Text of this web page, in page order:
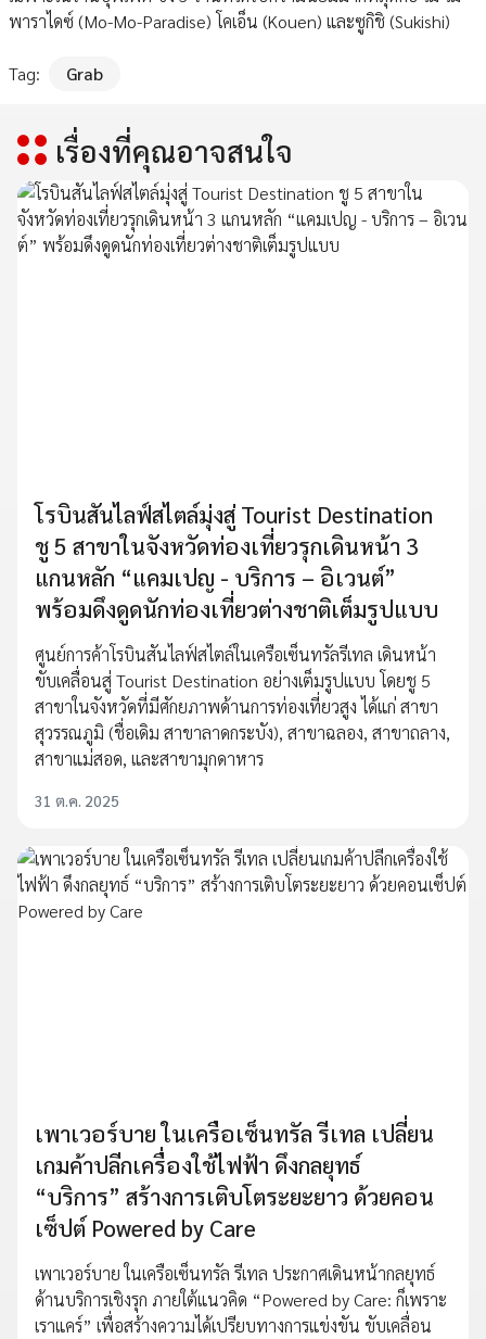
พาราไดซ์ (Mo-Mo-Paradise) โคเอ็น (Kouen) และซูกิชิ (Sukishi)
Tag: Grab
เรื่องที่คุณอาจสนใจ
โรบินสันไลฟ์สไตล์มุ่งสู่ Tourist Destination
ชู 5 สาขาในจังหวัดท่องเที่ยวรุกเดินหน้า 3
แกนหลัก “แคมเปญ - บริการ – อิเวนต์”
พร้อมดึงดูดนักท่องเที่ยวต่างชาติเต็มรูปแบบ
ศูนย์การค้าโรบินสันไลฟ์สไตล์ในเครือเซ็นทรัลรีเทล เดินหน้า
ขับเคลื่อนสู่ Tourist Destination อย่างเต็มรูปแบบ โดยชู 5
สาขาในจังหวัดที่มีศักยภาพด้านการท่องเที่ยวสูง ได้แก่ สาขา
สุวรรณภูมิ (ชื่อเดิม สาขาลาดกระบัง), สาขาฉลอง, สาขาถลาง,
สาขาแม่สอด, และสาขามุกดาหาร
31 ต.ค. 2025
เพาเวอร์บาย ในเครือเซ็นทรัล รีเทล เปลี่ยน
เกมค้าปลีกเครื่องใช้ไฟฟ้า ดึงกลยุทธ์
“บริการ” สร้างการเติบโตระยะยาว ด้วยคอน
เซ็ปต์ Powered by Care
เพาเวอร์บาย ในเครือเซ็นทรัล รีเทล ประกาศเดินหน้ากลยุทธ์
ด้านบริการเชิงรุก ภายใต้แนวคิด “Powered by Care: ก็เพราะ
เราแคร์” เพื่อสร้างความได้เปรียบทางการแข่งขัน ขับเคลื่อน